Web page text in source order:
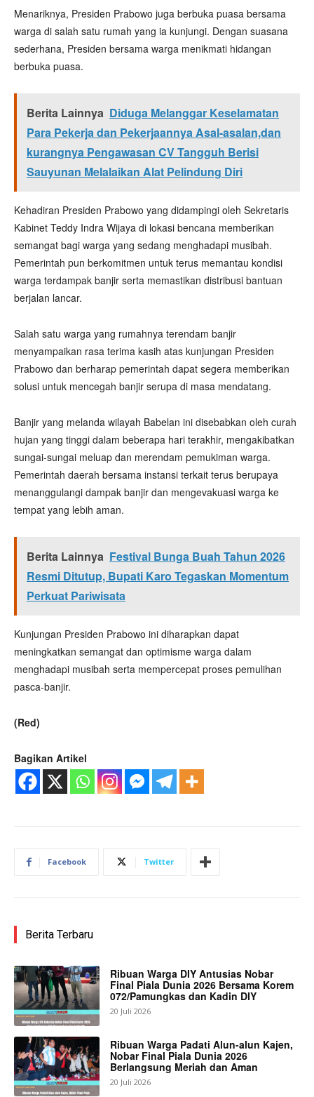
Menariknya, Presiden Prabowo juga berbuka puasa bersama
warga di salah satu rumah yang ia kunjungi. Dengan suasana
sederhana, Presiden bersama warga menikmati hidangan
berbuka puasa.
Berita Lainnya Diduga Melanggar Keselamatan
Para Pekerja dan Pekerjaannya Asal-asalan,dan
kurangnya Pengawasan CV Tangguh Berisi
Sauyunan Melalaikan Alat Pelindung Diri
Kehadiran Presiden Prabowo yang didampingi oleh Sekretaris
Kabinet Teddy Indra Wijaya di lokasi bencana memberikan
semangat bagi warga yang sedang menghadapi musibah.
Pemerintah pun berkomitmen untuk terus memantau kondisi
warga terdampak banjir serta memastikan distribusi bantuan
berjalan lancar.
Salah satu warga yang rumahnya terendam banjir
menyampaikan rasa terima kasih atas kunjungan Presiden
Prabowo dan berharap pemerintah dapat segera memberikan
solusi untuk mencegah banjir serupa di masa mendatang.
Banjir yang melanda wilayah Babelan ini disebabkan oleh curah
hujan yang tinggi dalam beberapa hari terakhir, mengakibatkan
sungai-sungai meluap dan merendam pemukiman warga.
Pemerintah daerah bersama instansi terkait terus berupaya
menanggulangi dampak banjir dan mengevakuasi warga ke
tempat yang lebih aman.
Berita Lainnya Festival Bunga Buah Tahun 2026
Resmi Ditutup, Bupati Karo Tegaskan Momentum
Perkuat Pariwisata
Kunjungan Presiden Prabowo ini diharapkan dapat
meningkatkan semangat dan optimisme warga dalam
menghadapi musibah serta mempercepat proses pemulihan
pasca-banjir.
(Red)
Bagikan Artikel
Facebook Twitter
Berita Terbaru
Ribuan Warga DIY Antusias Nobar
Final Piala Dunia 2026 Bersama Korem
072/Pamungkas dan Kadin DIY
20 Juli 2026
Ribuan Warga Padati Alun-alun Kajen,
Nobar Final Piala Dunia 2026
Berlangsung Meriah dan Aman
20 Juli 2026